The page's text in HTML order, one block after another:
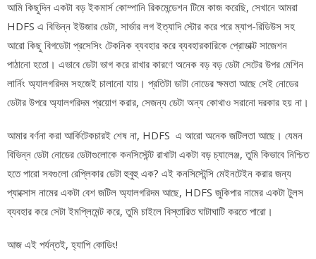
আমি কিছুদিন একটা বড় ইকমার্স কোম্পানি রিকমেন্ডেশন টিমে কাজ করেছি, সেখানে আমরা
HDFS এ বিভিন্ন ইউজার ডেটা, সার্ভার লগ ইত্যাদি স্টোর করে পরে ম্যাপ-রিডিউস সহ
আরো কিছু বিগডেটা প্রসেসিং টেকনিক ব্যবহার করে ব্যবহারকারিকে প্রোডাক্ট সাজেশন
পাঠানো হতো। এভাবে ডেটা ভাগ করে রাখার কারণে অনেক বড় বড় ডেটা সেটের উপর মেশিন
লার্নিং অ্যালগরিদম সহজেই চালানো যায়। প্রতিটা ডাটা নোডের ক্ষমতা আছে সেই নোডের
ডেটার উপরে অ্যালগরিদম প্রয়োগ করার, সেজন্য ডেটা অন্য কোথাও সরানো দরকার হয় না।
আমার বর্ণনা করা আর্কিটেকচারই শেষ না, HDFS এ আরো অনেক জটিলতা আছে। যেমন
বিভিন্ন ডেটা নোডের ডেটাগুলোকে কনসিস্টেন্ট রাখাটা একটা বড় চ্যালেঞ্জ, তুমি কিভাবে নিশ্চিত
হতে পারো সবগুলো রেপ্লিকার ডেটা হুবুহু এক? এই কনসিস্টেন্সি মেইনটেইন করার জন্য
প্যাক্সোস নামের একটা বেশ জটিল অ্যালগরিদম আছে, HDFS জুকিপার নামের একটা টুলস
ব্যবহার করে সেটা ইমপ্লিমেন্ট করে, তুমি চাইলে বিস্তারিত ঘাটাঘাটি করতে পারো।
আজ এই পর্যন্তই, হ্যাপি কোডিং!